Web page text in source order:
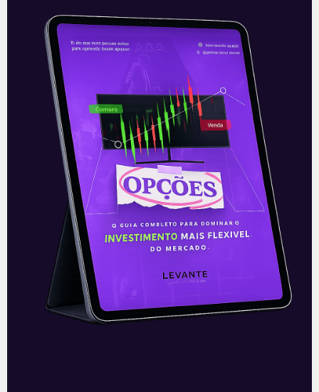
Risco vem de não saber o que
você está fazendo
Hoje irei falar sobre o processo de
recuperação judicial da empresa
concessionária de Rodovias Tietê.
Tratarei do possível calote de mais de R$
1,0 bilhão
Leia mais
26/11/2019